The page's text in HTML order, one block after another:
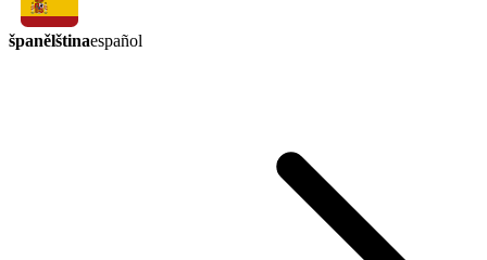
španělštinaespañol